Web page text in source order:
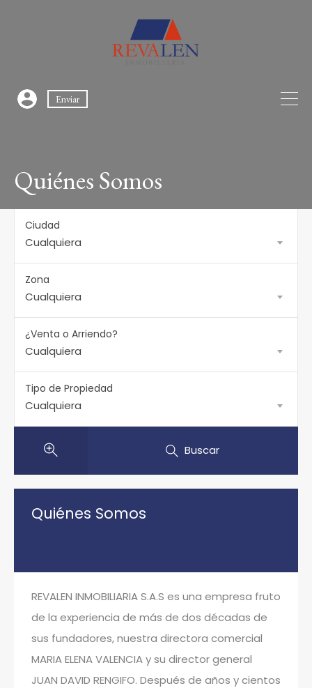
Enviar
Quiénes Somos
Ciudad
Cualquiera
Zona
Cualquiera
¿Venta o Arriendo?
Cualquiera
Tipo de Propiedad
Cualquiera
Buscar
Quiénes Somos
REVALEN INMOBILIARIA S.A.S es una empresa fruto
de la experiencia de más de dos décadas de
sus fundadores, nuestra directora comercial
MARIA ELENA VALENCIA y su director general
JUAN DAVID RENGIFO. Después de años y cientos